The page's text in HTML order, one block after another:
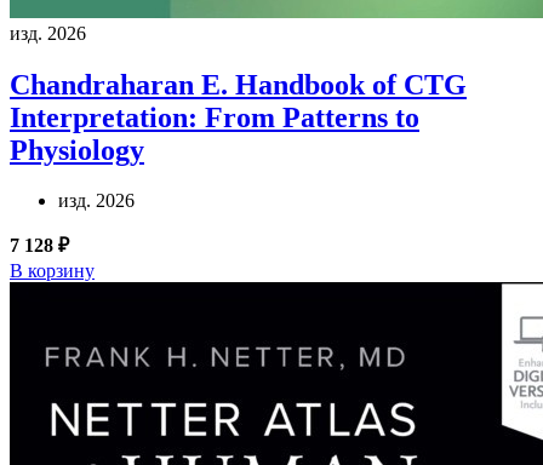
изд. 2026
Chandraharan E. Handbook of CTG
Interpretation: From Patterns to
Physiology
изд. 2026
7 128 ₽
В корзину